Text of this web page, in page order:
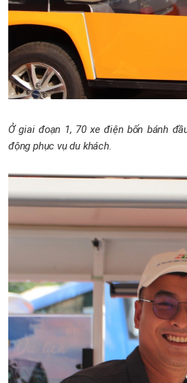
Ở giai đoạn 1, 70 xe điện bốn bánh
động phục vụ du khách.